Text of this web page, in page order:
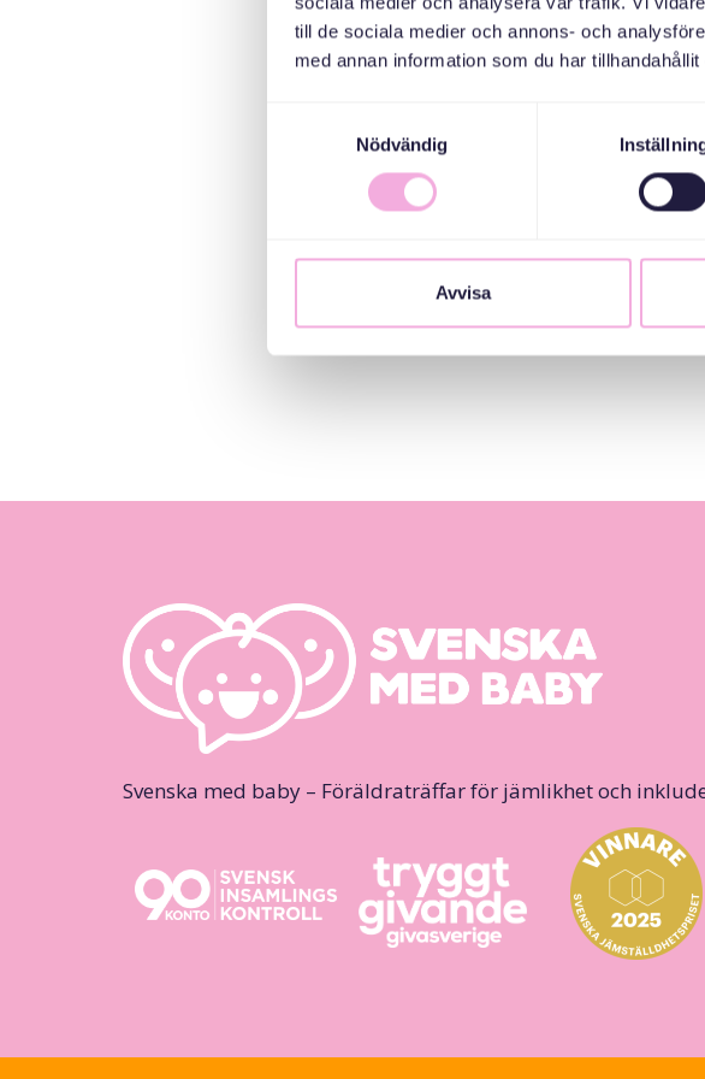
till de sociala medier och annons- och
med annan information som du har
Nödvändig
Avvisa
Svenska med baby – Föräldraträffar för jämlikhet och